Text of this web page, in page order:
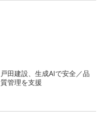
戸田建設、生成AIで安全／品
質管理を支援